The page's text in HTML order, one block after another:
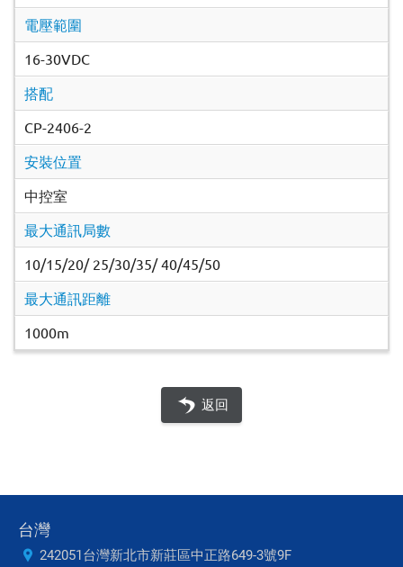
電壓範圍
16-30VDC
搭配
CP-2406-2
安裝位置
中控室
最大通訊局數
10/15/20/ 25/30/35/ 40/45/50
最大通訊距離
1000m
返回
台灣
242051台灣新北市新莊區中正路649-3號9F